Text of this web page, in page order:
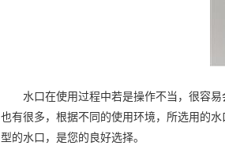
水口在使用过程中若是操作不当，很容
也有很多，根据不同的使用环境，所选用的
型的水口，是您的良好选择。